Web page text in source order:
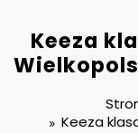
Keeza
Keeza